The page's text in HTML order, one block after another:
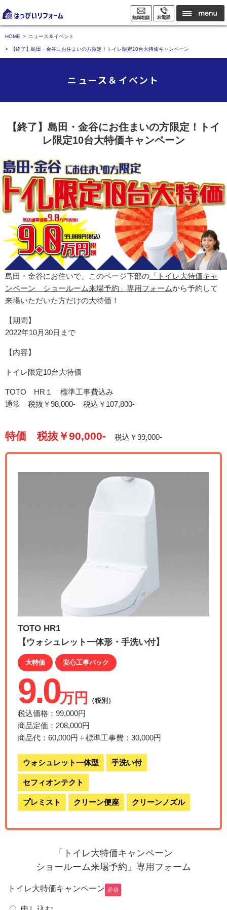
HOME ニュース＆イベント
【終了】島田・金谷にお住まいの方限定！トイレ限定10台大特価キャンペーン
ニュース＆イベント
【終了】島田・金谷にお住まいの方限定！トイ
レ限定10台大特価キャンペーン
島田・金谷にお住いで、 このページ下部の 「トイレ大特価キャ
ンペーン ショールーム来場予約」専用フォームから予約して
来場いただいた方だけの大特価！
【期間】
2022年10月30日まで
【内容】
トイレ限定10台大特価
TOTO HR１ 標準工事費込み
通常 税抜￥98,000- 税込￥107,800-
特価 税抜￥90,000- 税込￥99,000-
TOTO HR1
【ウォシュレット一体形・手洗い付】
大特価 安心工事パック
9.0万円 （税別）
税込価格：99,000円
商品定価：208,000円
商品代：60,000円＋標準工事費：30,000円
ウォシュレット一体型 手洗い付
セフィオンテクト
プレミスト クリーン便座 クリーンノズル
「トイレ大特価キャンペーン
ショールーム来場予約」専用フォーム
トイレ大特価キャンペーン 必須